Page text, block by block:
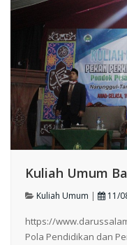
Kuliah Umum
Kuliah Umum | 11/
https://
Pola Pendidikan dan